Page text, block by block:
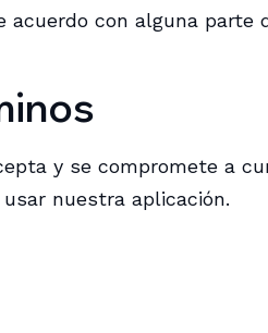
con alguna
y se compromete a
nuestra aplicación.